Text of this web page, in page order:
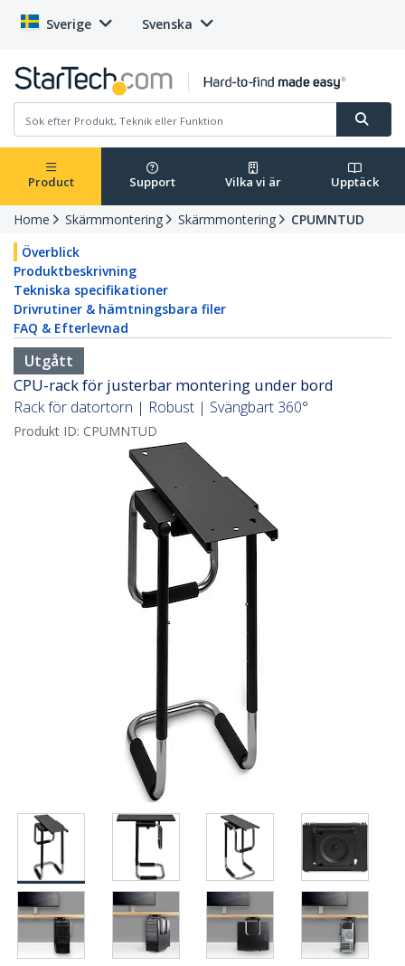
Sverige Svenska
Product Support Vilka vi är Upptäck
Home Skärmmontering Skärmmontering
CPUMNTUD
Överblick
Produktbeskrivning
Tekniska specifikationer
Drivrutiner & hämtningsbara filer
FAQ & Efterlevnad
Utgått
CPU-rack för justerbar montering under bord
Rack för datortorn | Robust | Svängbart 360°
Produkt ID: CPUMNTUD